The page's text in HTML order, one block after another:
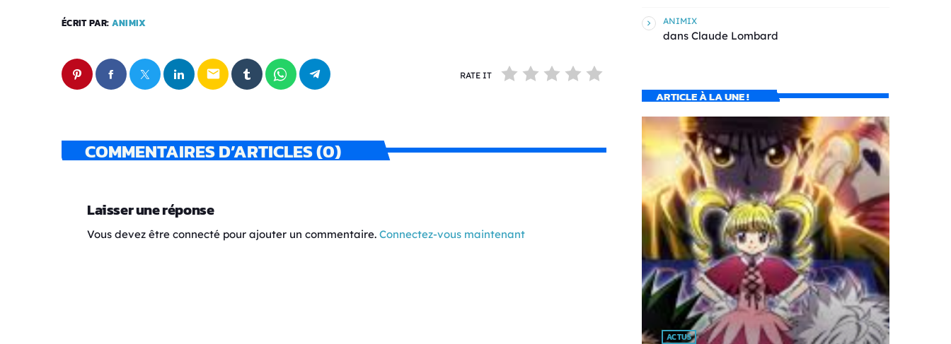
ÉCRIT PAR: ANIMIX
email RATE IT
COMMENTAIRES D’ARTICLES (0)
Laisser une réponse
Vous devez être connecté pour ajouter un commentaire. Connectez-vous maintenant
ANIMIX
dans Claude Lombard
ARTICLE À LA UNE !
ACTUS